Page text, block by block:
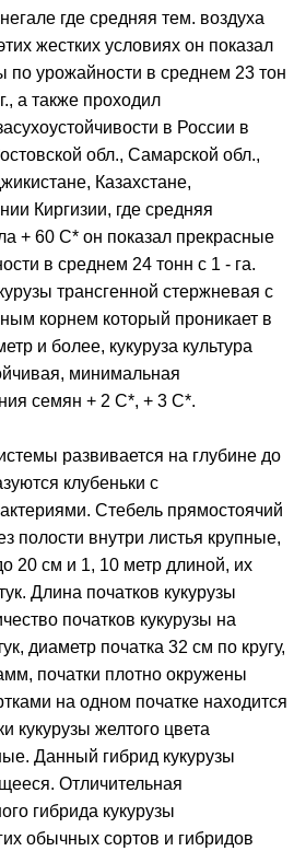
где средняя тем. воздуха
жестких условиях он показал
по урожайности в среднем 23 тон
а также проходил
в России в
обл., Самарской обл.,
Казахстане,
Киргизии, где средняя
+ 60 С* он показал прекрасные
в среднем 24 тонн с 1 - га.
трансгенной стержневая с
корнем который проникает в
и более, кукуруза культура
минимальная
семян + 2 С*, + 3 С*.
развивается на глубине до
клубеньки с
Стебель прямостоячий
полости внутри листья крупные,
20 см и 1, 10 метр длиной, их
Длина початков кукурузы
початков кукурузы на
диаметр початка 32 см по кругу,
початки плотно окружены
на одном початке находится
кукурузы желтого цвета
Данный гибрид кукурузы
Отличительная
гибрида кукурузы
обычных сортов и гибридов